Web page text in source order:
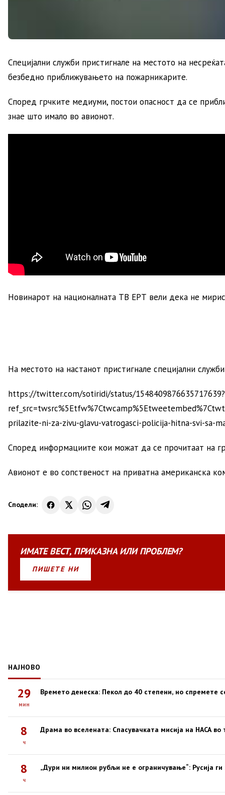
Специјални служби пристигнале на местото на
безбедно приближувањето на пожарникарите.
Според грчките медиуми, постои опасност да се
знае што имало во авионот.
Новинарот на националната ТВ ЕРТ вели дека не
На местото на настанот пристигнале специјални
https://twitter.com/sotiridi/status/1548409876635717639?
prilazite-ni-za-zivu-glavu-vatrogasci-policija-hitna-svi-sa-
Според информациите кои можат да се прочитаат на
Авионот е во сопственост на приватна американска
Сподели:
ИМАТЕВЕСТ, ПРИКАЗНАИЛИПРОБЛЕМ?
ПИШЕТЕ НИ
НАЈНОВО
29
мин
Времето денеска: Пекол до 40 степени, но спремете
8
ч
Драма во вселената: Спасувачката мисија на НАСА
8
ч
„Дури ни милион рубљи не е ограничување“: Русија